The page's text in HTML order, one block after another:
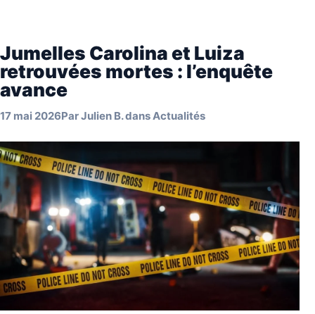
Jumelles Carolina et Luiza
retrouvées mortes : l’enquête
avance
17 mai 2026ParJulien B.dansActualités